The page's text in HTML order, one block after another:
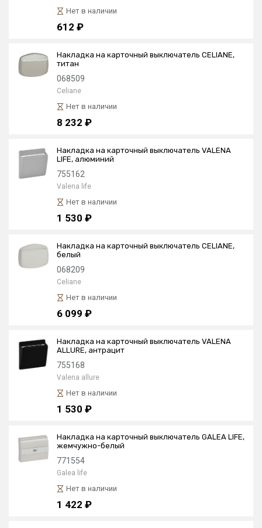
Нет в наличии
612 ₽
Накладка на карточный выключатель CELIANE,
титан
068509
Celiane
Нет в наличии
8 232 ₽
Накладка на карточный выключатель VALENA
LIFE, алюминий
755162
Valena life
Нет в наличии
1 530 ₽
Накладка на карточный выключатель CELIANE,
белый
068209
Celiane
Нет в наличии
6 099 ₽
Накладка на карточный выключатель VALENA
ALLURE, антрацит
755168
Valena allure
Нет в наличии
1 530 ₽
Накладка на карточный выключатель GALEA LIFE,
жемчужно-белый
771554
Galea life
Нет в наличии
1 422 ₽